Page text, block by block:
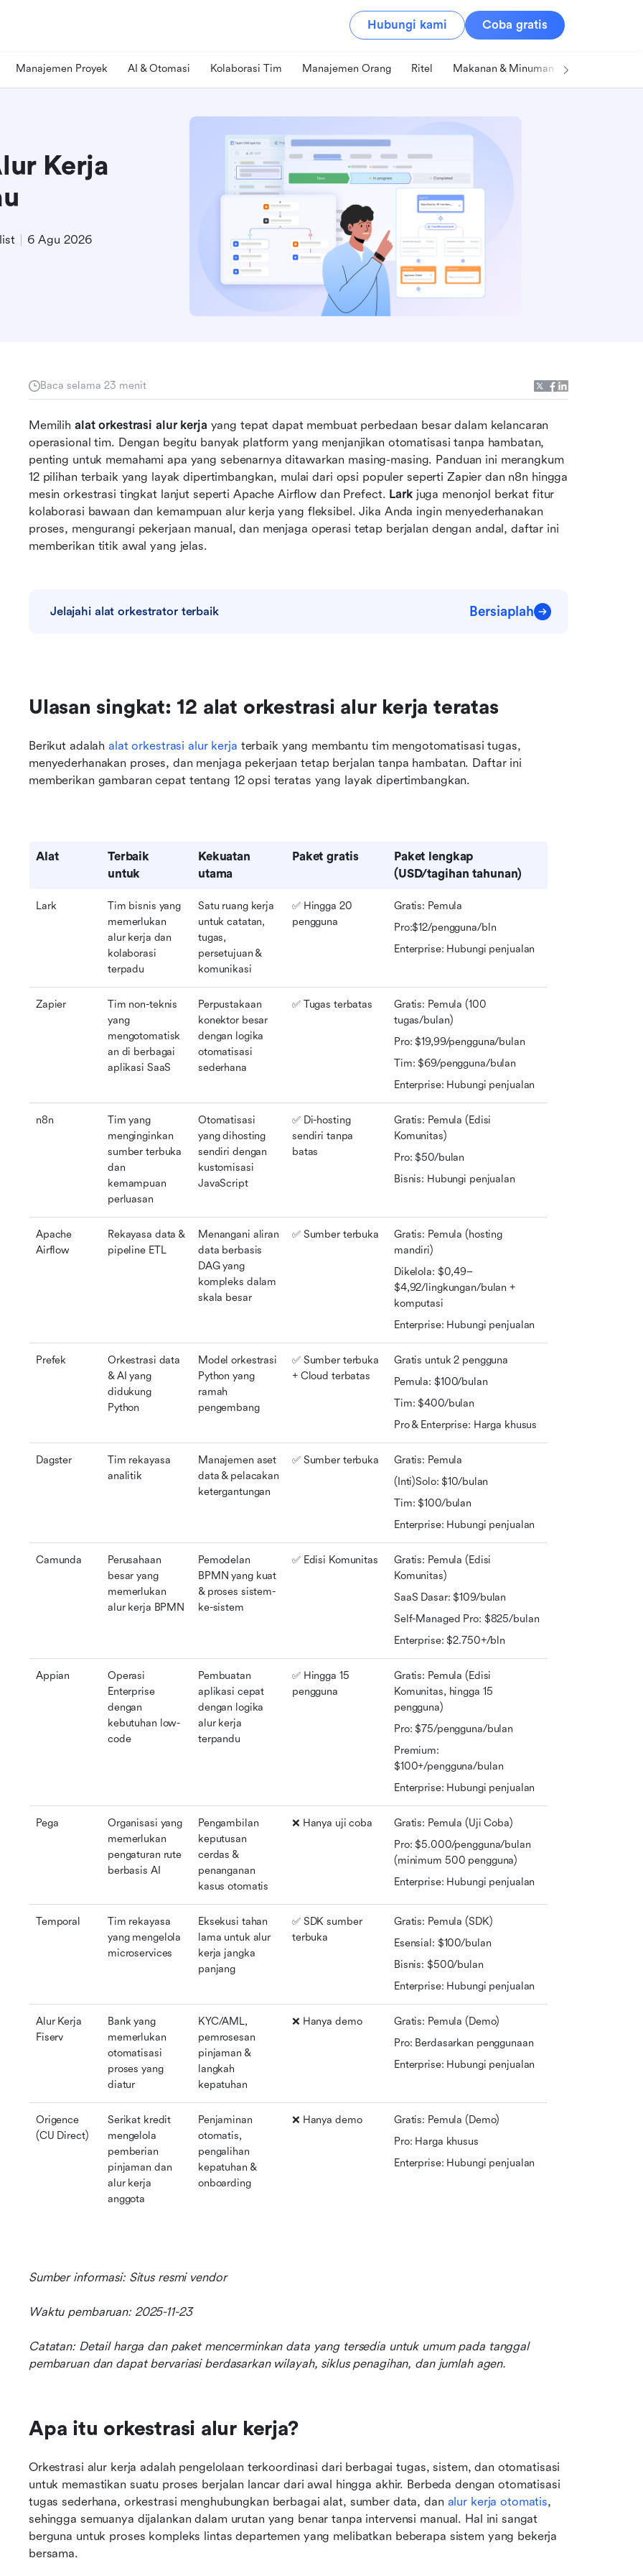
Hubungi kami Coba gratis
Manajemen Proyek AI & Otomasi Kolaborasi Tim Manajemen Orang Ritel Makanan & Minuman
Kerja
6 Agu 2026
Baca selama 23 menit
Memilih alat orkestrasi alur kerja yang tepat dapat membuat perbedaan besar dalam kelancaran
operasional tim. Dengan begitu banyak platform yang menjanjikan otomatisasi tanpa hambatan,
penting untuk memahami apa yang sebenarnya ditawarkan masing-masing. Panduan ini merangkum
12 pilihan terbaik yang layak dipertimbangkan, mulai dari opsi populer seperti Zapier dan n8n hingga
mesin orkestrasi tingkat lanjut seperti Apache Airflow dan Prefect. Lark juga menonjol berkat fitur
kolaborasi bawaan dan kemampuan alur kerja yang fleksibel. Jika Anda ingin menyederhanakan
proses, mengurangi pekerjaan manual, dan menjaga operasi tetap berjalan dengan andal, daftar ini
memberikan titik awal yang jelas.
Jelajahi alat orkestrator terbaik Bersiaplah
Ulasan singkat: 12 alat orkestrasi alur kerja teratas
Berikut adalah alat orkestrasi alur kerja terbaik yang membantu tim mengotomatisasi tugas,
menyederhanakan proses, dan menjaga pekerjaan tetap berjalan tanpa hambatan. Daftar ini
memberikan gambaran cepat tentang 12 opsi teratas yang layak dipertimbangkan.
Alat
Terbaik
untuk
Kekuatan
utama
Paket gratis
Paket lengkap
(USD/tagihan tahunan)
Lark
Tim bisnis yang
memerlukan
alur kerja dan
kolaborasi
terpadu
Satu ruang kerja
untuk catatan,
tugas,
persetujuan &
komunikasi
✅ Hingga 20
pengguna
Gratis: Pemula
Pro:$12/pengguna/bln
Enterprise: Hubungi penjualan
Zapier
Tim non-teknis
yang
mengotomatisk
an di berbagai
aplikasi SaaS
Perpustakaan
konektor besar
dengan logika
otomatisasi
sederhana
✅ Tugas terbatas
Gratis: Pemula (100
tugas/bulan)
Pro: $19,99/pengguna/bulan
Tim: $69/pengguna/bulan
Enterprise: Hubungi penjualan
n8n
Tim yang
menginginkan
sumber terbuka
dan
kemampuan
perluasan
Otomatisasi
yang dihosting
sendiri dengan
kustomisasi
JavaScript
✅ Di-hosting
sendiri tanpa
batas
Gratis: Pemula (Edisi
Komunitas)
Pro: $50/bulan
Bisnis: Hubungi penjualan
Apache
Airflow
Rekayasa data &
pipeline ETL
Menangani aliran
data berbasis
DAG yang
kompleks dalam
skala besar
✅ Sumber terbuka
Gratis: Pemula (hosting
mandiri)
Dikelola: $0,49–
$4,92/lingkungan/bulan +
komputasi
Enterprise: Hubungi penjualan
Prefek
Orkestrasi data
& AI yang
didukung
Python
Model orkestrasi
Python yang
ramah
pengembang
✅ Sumber terbuka
+ Cloud terbatas
Gratis untuk 2 pengguna
Pemula: $100/bulan
Tim: $400/bulan
Pro & Enterprise: Harga khusus
Dagster
Tim rekayasa
analitik
Manajemen aset
data & pelacakan
ketergantungan
✅ Sumber terbuka
Gratis: Pemula
(Inti)Solo: $10/bulan
Tim: $100/bulan
Enterprise: Hubungi penjualan
Camunda
Perusahaan
besar yang
memerlukan
alur kerja BPMN
Pemodelan
BPMN yang kuat
& proses sistem-
ke-sistem
✅ Edisi Komunitas
Gratis: Pemula (Edisi
Komunitas)
SaaS Dasar: $109/bulan
Self-Managed Pro: $825/bulan
Enterprise: $2.750+/bln
Appian
Operasi
Enterprise
dengan
kebutuhan low-
code
Pembuatan
aplikasi cepat
dengan logika
alur kerja
terpandu
✅ Hingga 15
pengguna
Gratis: Pemula (Edisi
Komunitas, hingga 15
pengguna)
Pro: $75/pengguna/bulan
Premium:
$100+/pengguna/bulan
Enterprise: Hubungi penjualan
Pega
Organisasi yang
memerlukan
pengaturan rute
berbasis AI
Pengambilan
keputusan
cerdas &
penanganan
kasus otomatis
❌ Hanya uji coba
Gratis: Pemula (Uji Coba)
Pro: $5.000/pengguna/bulan
(minimum 500 pengguna)
Enterprise: Hubungi penjualan
Temporal
Tim rekayasa
yang mengelola
microservices
Eksekusi tahan
lama untuk alur
kerja jangka
panjang
✅ SDK sumber
terbuka
Gratis: Pemula (SDK)
Esensial: $100/bulan
Bisnis: $500/bulan
Enterprise: Hubungi penjualan
Alur Kerja
Fiserv
Bank yang
memerlukan
otomatisasi
proses yang
diatur
KYC/AML,
pemrosesan
pinjaman &
langkah
kepatuhan
❌ Hanya demo
Gratis: Pemula (Demo)
Pro: Berdasarkan penggunaan
Enterprise: Hubungi penjualan
Origence
(CU Direct)
Serikat kredit
mengelola
pemberian
pinjaman dan
alur kerja
anggota
Penjaminan
otomatis,
pengalihan
kepatuhan &
onboarding
❌ Hanya demo
Gratis: Pemula (Demo)
Pro: Harga khusus
Enterprise: Hubungi penjualan
Sumber informasi: Situs resmi vendor
Waktu pembaruan: 2025-11-23
Catatan: Detail harga dan paket mencerminkan data yang tersedia untuk umum pada tanggal
pembaruan dan dapat bervariasi berdasarkan wilayah, siklus penagihan, dan jumlah agen.
Apa itu orkestrasi alur kerja?
Orkestrasi alur kerja adalah pengelolaan terkoordinasi dari berbagai tugas, sistem, dan otomatisasi
untuk memastikan suatu proses berjalan lancar dari awal hingga akhir. Berbeda dengan otomatisasi
tugas sederhana, orkestrasi menghubungkan berbagai alat, sumber data, dan alur kerja otomatis,
sehingga semuanya dijalankan dalam urutan yang benar tanpa intervensi manual. Hal ini sangat
berguna untuk proses kompleks lintas departemen yang melibatkan beberapa sistem yang bekerja
bersama.